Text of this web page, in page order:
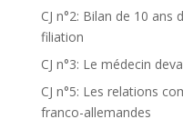
CJ n°2: Bilan de 10 ans
filiation
CJ n°3: Le médecin
CJ n°5: Les relations
franco-allemandes